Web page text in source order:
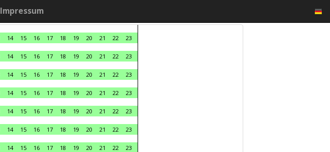
Impressum
14 15 16 17 18 19 20 21 22
23
14 15 16 17 18 19 20 21 22
23
14 15 16 17 18 19 20 21 22
23
14 15 16 17 18 19 20 21 22
23
14 15 16 17 18 19 20 21 22
23
14 15 16 17 18 19 20 21 22
23
14 15 16 17 18 19 20 21 22
23